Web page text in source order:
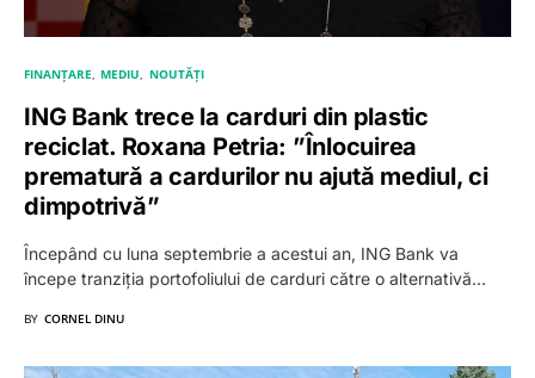
FINANȚARE MEDIU NOUTĂȚI
ING Bank trece la carduri din plastic
reciclat. Roxana Petria: ”Înlocuirea
prematură a cardurilor nu ajută mediul, ci
dimpotrivă”
Începând cu luna septembrie a acestui an, ING Bank va
începe tranziția portofoliului de carduri către o alternativă…
BY CORNEL DINU